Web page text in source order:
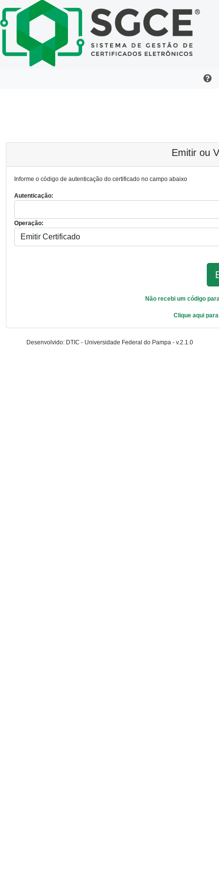
Emitir ou
Informe o código de autenticação do certificado no campo abaixo
Autenticação:
Operação:
Não recebi um código
Clique aqui
Desenvolvido: DTIC - Universidade Federal do Pampa - v.2.1.0